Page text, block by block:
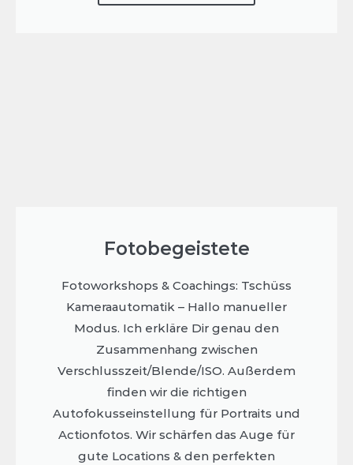
Fotobegeistete
Fotoworkshops & Coachings: Tschüss
Kameraautomatik – Hallo manueller
Modus. Ich erkläre Dir genau den
Zusammenhang zwischen
Verschlusszeit/Blende/ISO. Außerdem
finden wir die richtigen
Autofokusseinstellung für Portraits und
Actionfotos. Wir schärfen das Auge für
gute Locations & den perfekten